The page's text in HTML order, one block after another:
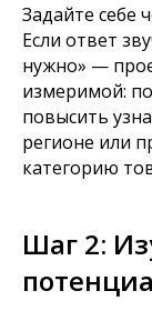
Задайте себе
Если ответ
нужно» —
измеримой:
повысить
регионе или
категорию
Шаг 2: